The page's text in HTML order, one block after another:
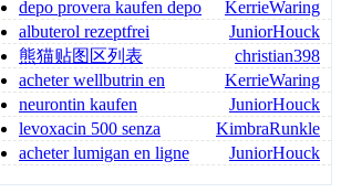
rezept clotrimazol creme ohn
KerrieWaring
depo provera kaufen depo
provera ohne rezept
JuniorHouck
albuterol rezeptfrei
albuterol sulfate kaufen
christian398
熊猫贴图区列表
KerrieWaring
acheter wellbutrin en
toute sécurité
JuniorHouck
neurontin kaufen
neurontin rezeptfrei
KimbraRunkle
levoxacin 500 senza
ricetta
JuniorHouck
acheter lumigan en ligne